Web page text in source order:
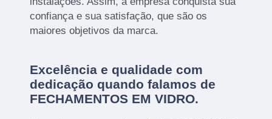
confiança e sua satisfação, que são os
maiores objetivos da marca.
Excelência e qualidade com
dedicação quando falamos de
FECHAMENTOS EM VIDRO.